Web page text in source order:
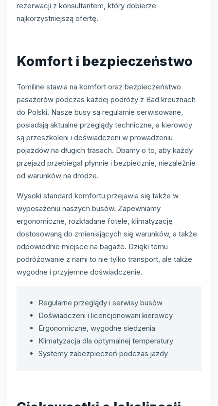
rezerwacji z konsultantem, który dobierze
najkorzystniejszą ofertę.
Komfort i bezpieczeństwo
Tomiline stawia na komfort oraz bezpieczeństwo
pasażerów podczas każdej podróży z Bad kreuznach
do Polski. Nasze busy są regularnie serwisowane,
posiadają aktualne przeglądy techniczne, a kierowcy
są przeszkoleni i doświadczeni w prowadzeniu
pojazdów na długich trasach. Dbamy o to, aby każdy
przejazd przebiegał płynnie i bezpiecznie, niezależnie
od warunków na drodze.
Wysoki standard komfortu przejawia się także w
wyposażeniu naszych busów. Zapewniamy
ergonomiczne, rozkładane fotele, klimatyzację
dostosowaną do zmieniających się warunków, a także
odpowiednie miejsce na bagaże. Dzięki temu
podróżowanie z nami to nie tylko transport, ale także
wygodne i przyjemne doświadczenie.
Regularne przeglądy i serwisy busów
Doświadczeni i licencjonowani kierowcy
Ergonomiczne, wygodne siedzenia
Klimatyzacja dla optymalnej temperatury
Systemy zabezpieczeń podczas jazdy